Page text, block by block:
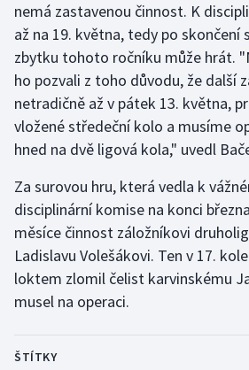
Lyže a snowboard
Moderní pětiboj
Motorsport
Olympijské hry
Parasport
Plavání
Plážový volejbal
Ragby
Rychlobruslení
nemá zastavenou činnost. K
až na 19. května, tedy po skončení
zbytku tohoto ročníku může hrát.
ho pozvali z toho důvodu, že další
netradičně až v pátek 13. května,
vložené středeční kolo a musíme
hned na dvě ligová kola," uvedl
Za surovou hru, která vedla k
disciplinární komise na konci
měsíce činnost záložníkovi
Ladislavu Volešákovi. Ten v 17.
loktem zlomil čelist karvinskému
musel na operaci.
ŠTÍTKY